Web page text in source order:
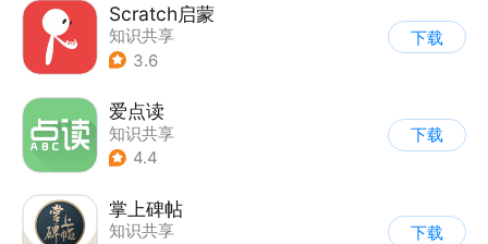
Scratch启蒙
知识共享
3.6
下载
爱点读
知识共享
4.4
下载
掌上碑帖
知识共享
下载